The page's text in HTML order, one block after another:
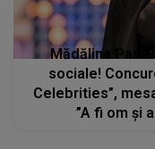
Mădălina
sociale!
Celebrities”,
”A fi om și